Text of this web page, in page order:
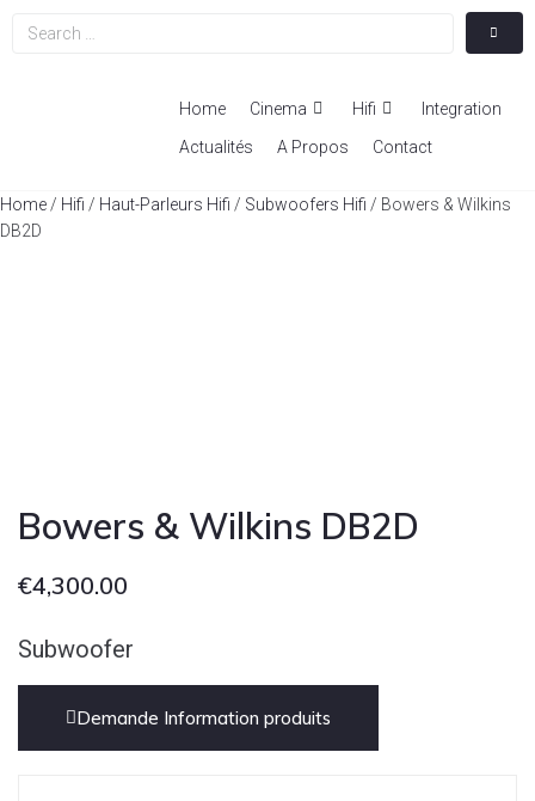
Home Cinema Hifi
Integration
Actualités
A Propos Contact
Home / Hifi / Haut-Parleurs Hifi / Subwoofers Hifi / Bowers & Wilkins
DB2D
Bowers & Wilkins DB2D
€4,300.00
Subwoofer
Demande Information produits